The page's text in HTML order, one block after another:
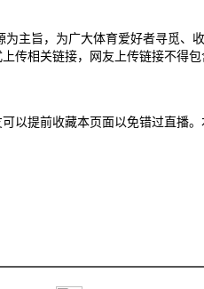
主旨，为广大体育爱好者寻觅、
传相关链接，网友上传链接不得包
提前收藏本页面以免错过直播